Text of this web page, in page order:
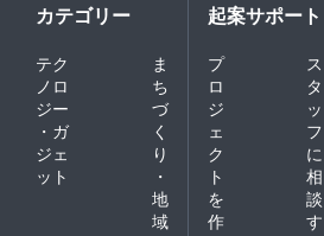
カテゴリー
テク
ノロ
ジー
・ガ
ジェ
ット
ま
ち
づ
く
り
・
地
域
起案サポート
プ
ロ
ジ
ェ
ク
ト
を
作
ス
タ
ッ
フ
に
相
談
す